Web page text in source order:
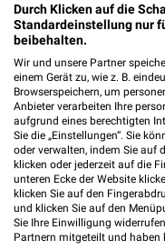
Angebote ab 08.08.
Gültig bis Fr. 14.08.
XXXLutz
Durch Klicken auf die
Standardeinstellung nur
beibehalten.
Wir und unsere Partner
einem Gerät zu, wie z. B.
Browserspeichern, um
Anbieter verarbeiten Ihre
aufgrund eines berechtigten
Sie die „Einstellungen“. Sie
oder verwalten, indem Sie auf
klicken oder jederzeit auf die
unteren Ecke der Website
klicken Sie auf den
und klicken Sie auf den
Sie Ihre Einwilligung
Partnern mitgeteilt und haben